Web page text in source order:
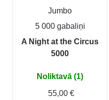
Jumbo
5 000 gabaliņi
A Night at the Circus
5000
Noliktavā (1)
55,00 €